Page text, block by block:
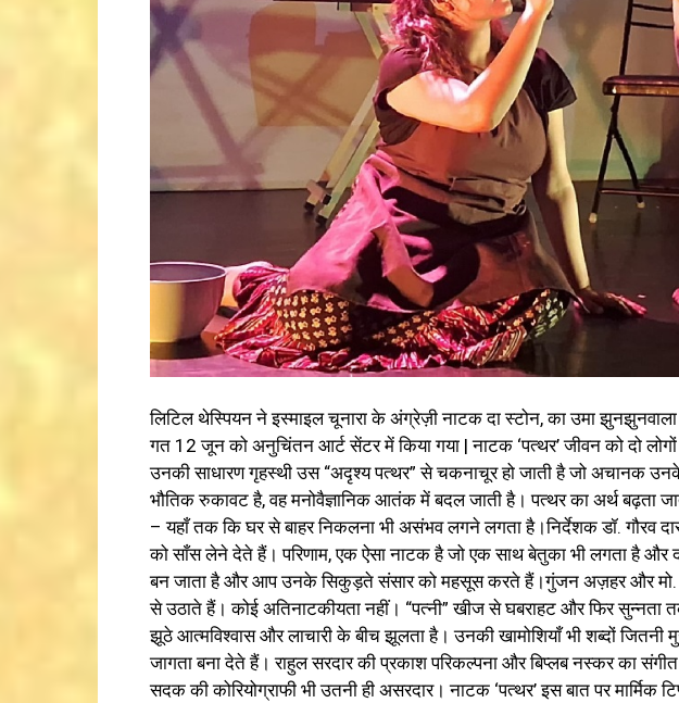
लिटिल थेस्पियन ने इस्माइल चूनारा के अंग्रेज़ी नाटक दा स्टोन, का उमा झुनझुनवाला
गत 12 जून को अनुचिंतन आर्ट सेंटर में किया गया | नाटक ‘पत्थर’ जीवन को दो
उनकी साधारण गृहस्थी उस “अदृश्य पत्थर” से चकनाचूर हो जाती है जो अचानक
भौतिक रुकावट है, वह मनोवैज्ञानिक आतंक में बदल जाती है। पत्थर का अर्थ बढ़ता
– यहाँ तक कि घर से बाहर निकलना भी असंभव लगने लगता है।निर्देशक डॉ. गौरव
को साँस लेने देते हैं। परिणाम, एक ऐसा नाटक है जो एक साथ बेतुका भी लगता है और
बन जाता है और आप उनके सिकुड़ते संसार को महसूस करते हैं।गुंजन अज़हर और मो.
से उठाते हैं। कोई अतिनाटकीयता नहीं। “पत्नी” खीज से घबराहट और फिर सुन्नता
झूठे आत्मविश्वास और लाचारी के बीच झूलता है। उनकी खामोशियाँ भी शब्दों जितनी
जागता बना देते हैं। राहुल सरदार की प्रकाश परिकल्पना और बिप्लब नस्कर का
सदक की कोरियोग्राफी भी उतनी ही असरदार। नाटक ‘पत्थर’ इस बात पर मार्मिक